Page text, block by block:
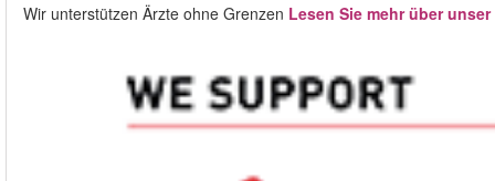
Wir unterstützen Ärzte ohne Grenzen Lesen Sie mehr über